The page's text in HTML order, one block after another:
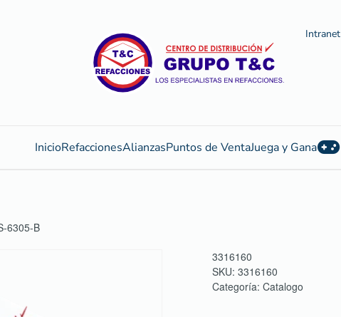
Intranet
InicioRefaccionesAlianzasPuntos de VentaJuega y Gana
6305-B
3316160
SKU: 3316160
Categoría: Catalogo